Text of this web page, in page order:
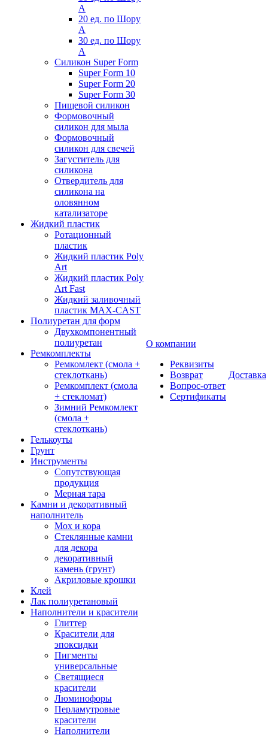
А
20 ед. по Шору
А
30 ед. по Шору
А
Силикон Super Form
Super Form 10
Super Form 20
Super Form 30
Пищевой силикон
Формовочный
силикон для мыла
Формовочный
силикон для свечей
Загуститель для
силикона
Отвердитель для
силикона на
оловянном
катализаторе
Жидкий пластик
Ротационный
пластик
Жидкий пластик Poly
Art
Жидкий пластик Poly
Art Fast
Жидкий заливочный
пластик MAX-CAST
Полиуретан для форм
Двухкомпонентный
полиуретан
Ремкомплекты
Ремкомлект (смола +
стеклоткань)
Ремкомплект (смола
+ стекломат)
Зимний Ремкомлект
(смола +
стеклоткань)
Гелькоуты
Грунт
Инструменты
Сопутствующая
продукция
Мерная тара
Камни и декоративный
наполнитель
Мох и кора
Стеклянные камни
для декора
декоративный
камень (грунт)
Акриловые крошки
Клей
Лак полиуретановый
Наполнители и красители
Глиттер
Красители для
эпоксидки
Пигменты
универсальные
Светящиеся
красители
Люминофоры
Перламутровые
красители
Наполнители
О компании
Реквизиты
Возврат
Вопрос-ответ
Сертификаты
Доставка